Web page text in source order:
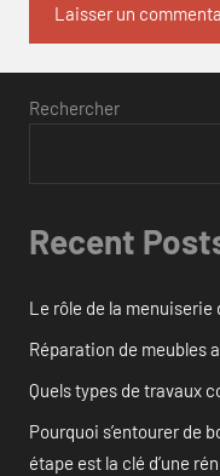
Rechercher
Recent
Le rôle de la menuiserie
Réparation de meubles
Quels types de travaux
Pourquoi s’entourer de
étape est la clé d’une